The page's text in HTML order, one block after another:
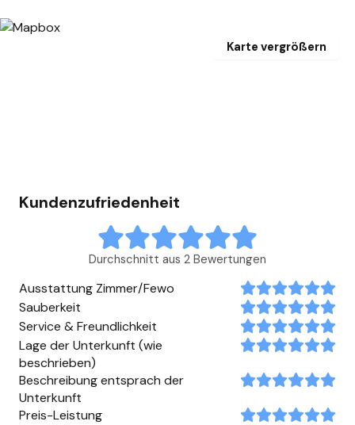
Karte vergrößern
Kundenzufriedenheit
Durchschnitt aus 2 Bewertungen
Ausstattung Zimmer/Fewo
Sauberkeit
Service & Freundlichkeit
Lage der Unterkunft (wie
beschrieben)
Beschreibung entsprach der
Unterkunft
Preis-Leistung